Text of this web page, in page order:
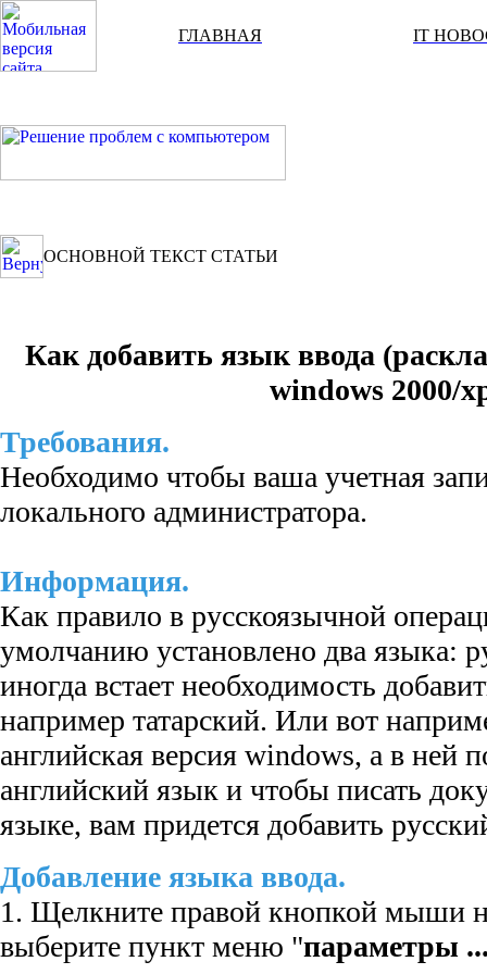
ГЛАВНАЯ IT
ОСНОВНОЙ ТЕКСТ СТАТЬИ
Как добавить язык ввода
windows 2000/
Требования.
Необходимо чтобы ваша учетная
локального администратора.
Информация.
Как правило в русскоязычной
умолчанию установлено два языка:
иногда встает необходимость
например татарский. Или вот
английская версия windows, а в ней
английский язык и чтобы писать
языке, вам придется добавить
Добавление языка ввода.
1. Щелкните правой кнопкой мыши
выберите пункт меню "параметры